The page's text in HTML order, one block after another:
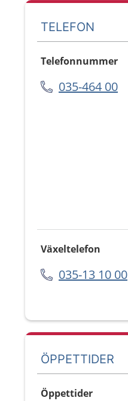
TELEFON
Telefonnummer
035-464 00
Växeltelefon
035-13 10 00
ÖPPETTIDER
Öppettider